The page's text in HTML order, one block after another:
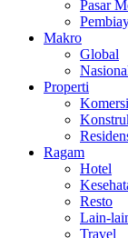
Pasar
Makro
Global
Properti
Ragam
Hotel
Resto
Lain-
Travel